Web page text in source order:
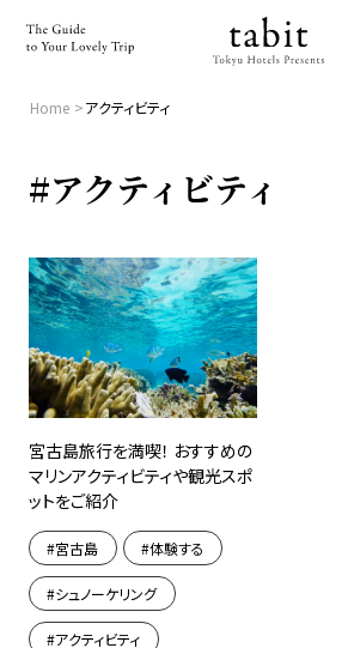
Home アクティビティ
#アクティビティ
宮古島旅行を満喫！ おすすめの
マリンアクティビティや観光スポ
ットをご紹介
宮古島 体験する
シュノーケリング
アクティビティ